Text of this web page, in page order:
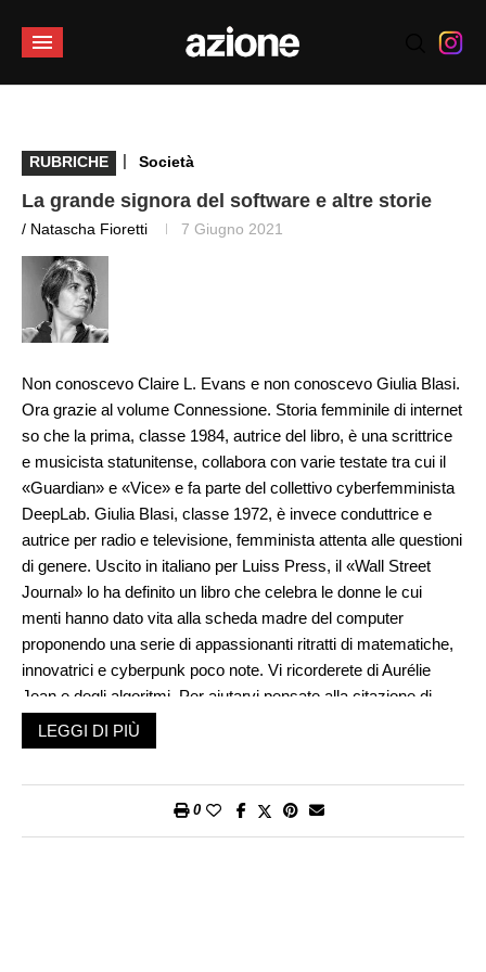
RUBRICHE | Società
La grande signora del software e altre storie
/ Natascha Fioretti 7 Giugno 2021
Non conoscevo Claire L. Evans e non conoscevo Giulia Blasi.
Ora grazie al volume Connessione. Storia femminile di internet
so che la prima, classe 1984, autrice del libro, è una scrittrice
e musicista statunitense, collabora con varie testate tra cui il
«Guardian» e «Vice» e fa parte del collettivo cyberfemminista
DeepLab. Giulia Blasi, classe 1972, è invece conduttrice e
autrice per radio e televisione, femminista attenta alle questioni
di genere. Uscito in italiano per Luiss Press, il «Wall Street
Journal» lo ha definito un libro che celebra le donne le cui
menti hanno dato vita alla scheda madre del computer
proponendo una serie di appassionanti ritratti di matematiche,
innovatrici e cyberpunk poco note. Vi ricorderete di Aurélie
Jean e degli algoritmi. Per aiutarvi pensate alla citazione di
Jack Lemmon «Quando arrivi in alto ricordati di mandare giù
l’ascensore». Nel suo romanzo, l’esperta di modellizzazione
visita all’Università di Harvard dell’autunno del 2011 per
LEGGI DI PIÙ
0